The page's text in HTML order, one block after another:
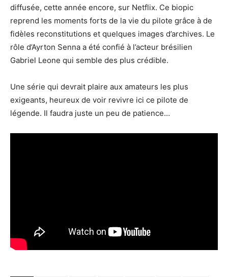
diffusée, cette année encore, sur Netflix. Ce biopic
reprend les moments forts de la vie du pilote grâce à de
fidèles reconstitutions et quelques images d’archives. Le
rôle d’Ayrton Senna a été confié à l’acteur brésilien
Gabriel Leone qui semble des plus crédible.
Une série qui devrait plaire aux amateurs les plus
exigeants, heureux de voir revivre ici ce pilote de
légende. Il faudra juste un peu de patience…